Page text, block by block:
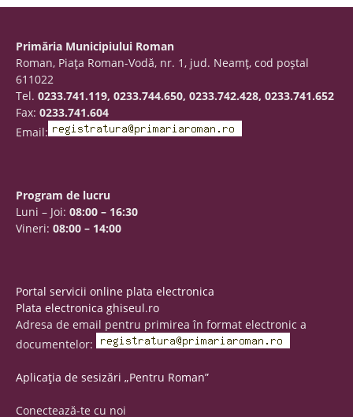
Primăria Municipiului Roman
Roman, Piaţa Roman-Vodă, nr. 1, jud. Neamţ, cod poştal
611022
Tel. 0233.741.119, 0233.744.650, 0233.742.428, 0233.741.652
Fax: 0233.741.604
Email:
Program de lucru
Luni – Joi: 08:00 – 16:30
Vineri: 08:00 – 14:00
Portal servicii online plata electronica
Plata electronica ghiseul.ro
Adresa de email pentru primirea în format electronic a
documentelor:
Aplicația de sesizări „Pentru Roman”
Conectează-te cu noi